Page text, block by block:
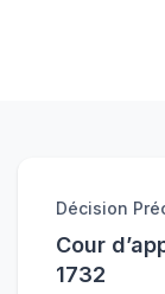
Décision
Cour
1732